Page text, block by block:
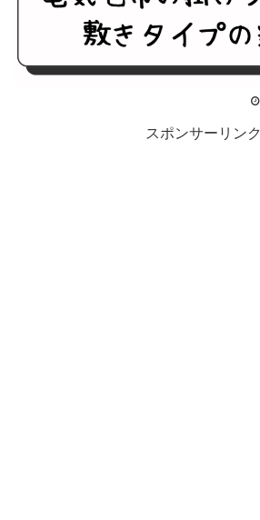
スポンサーリンク